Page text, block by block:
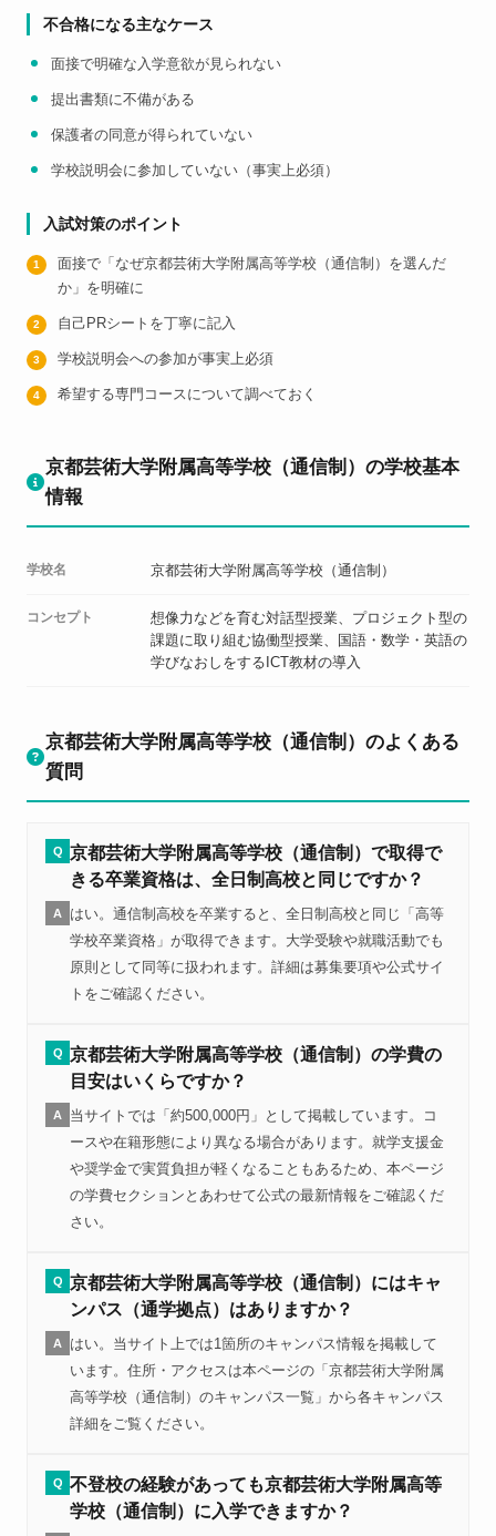
不合格になる主なケース
面接で明確な入学意欲が見られない
提出書類に不備がある
保護者の同意が得られていない
学校説明会に参加していない（事実上必須）
入試対策のポイント
面接で「なぜ京都芸術大学附属高等学校（通信制）を選んだ
か」を明確に
自己PRシートを丁寧に記入
学校説明会への参加が事実上必須
希望する専門コースについて調べておく
京都芸術大学附属高等学校（通信制）の学校基本
情報
学校名 京都芸術大学附属高等学校（通信制）
コンセプト
想像力などを育む対話型授業、プロジェクト型の
課題に取り組む協働型授業、国語・数学・英語の
学びなおしをするICT教材の導入
京都芸術大学附属高等学校（通信制）のよくある
質問
Q 京都芸術大学附属高等学校（通信制）で取得で
きる卒業資格は、全日制高校と同じですか？
A
はい。通信制高校を卒業すると、全日制高校と同じ「高等
学校卒業資格」が取得できます。大学受験や就職活動でも
原則として同等に扱われます。詳細は募集要項や公式サイ
トをご確認ください。
Q 京都芸術大学附属高等学校（通信制）の学費の
目安はいくらですか？
A
当サイトでは「約500,000円」として掲載しています。コ
ースや在籍形態により異なる場合があります。就学支援金
や奨学金で実質負担が軽くなることもあるため、本ページ
の学費セクションとあわせて公式の最新情報をご確認くだ
さい。
Q 京都芸術大学附属高等学校（通信制）にはキャ
ンパス（通学拠点）はありますか？
A
はい。当サイト上では1箇所のキャンパス情報を掲載して
います。住所・アクセスは本ページの「京都芸術大学附属
高等学校（通信制）のキャンパス一覧」から各キャンパス
詳細をご覧ください。
Q 不登校の経験があっても京都芸術大学附属高等
学校（通信制）に入学できますか？